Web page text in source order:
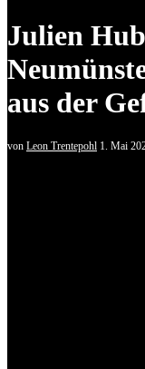
Julien
aus der
von Leon Trentepohl 1. Mai